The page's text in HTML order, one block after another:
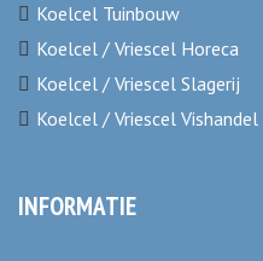
Koelcel Tuinbouw
Koelcel / Vriescel Horeca
Koelcel / Vriescel Slagerij
Koelcel / Vriescel Vishandel
INFORMATIE